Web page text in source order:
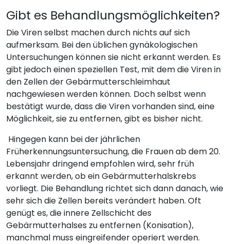
Gibt es Behandlungsmöglichkeiten?
Die Viren selbst machen durch nichts auf sich
aufmerksam. Bei den üblichen gynäkologischen
Untersuchungen können sie nicht erkannt werden. Es
gibt jedoch einen speziellen Test, mit dem die Viren in
den Zellen der Gebärmutterschleimhaut
nachgewiesen werden können. Doch selbst wenn
bestätigt wurde, dass die Viren vorhanden sind, eine
Möglichkeit, sie zu entfernen, gibt es bisher nicht.
Hingegen kann bei der jährlichen
Früherkennungsuntersuchung, die Frauen ab dem 20.
Lebensjahr dringend empfohlen wird, sehr früh
erkannt werden, ob ein Gebärmutterhalskrebs
vorliegt. Die Behandlung richtet sich dann danach, wie
sehr sich die Zellen bereits verändert haben. Oft
genügt es, die innere Zellschicht des
Gebärmutterhalses zu entfernen (Konisation),
manchmal muss eingreifender operiert werden.